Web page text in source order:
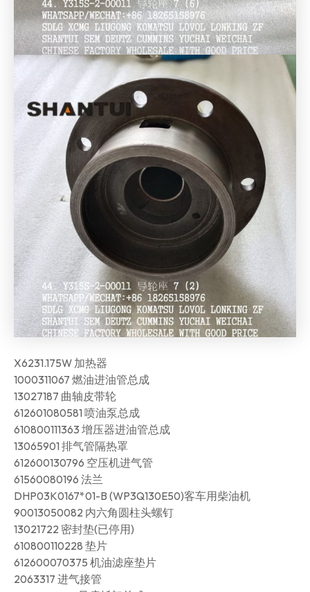
X6231.175W 加热器
1000311067 燃油进油管总成
13027187 曲轴皮带轮
612601080581 喷油泵总成
610800111363 增压器进油管总成
13065901 排气管隔热罩
612600130796 空压机进气管
61560080196 法兰
DHP03K0167*01-B (WP3Q130E50)客车用柴油机
90013050082 内六角圆柱头螺钉
13021722 密封垫(已停用)
610800110228 垫片
612600070375 机油滤座垫片
2063317 进气接管